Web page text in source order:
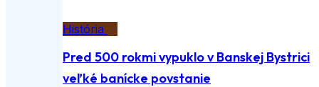
História
Pred 500 rokmi vypuklo v Banskej Bystrici
veľké banícke povstanie